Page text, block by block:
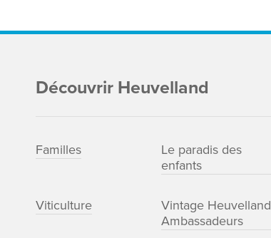
Découvrir Heuvelland
Familles
Le paradis des
enfants
Viticulture
Vintage Heuvelland
Ambassadeurs